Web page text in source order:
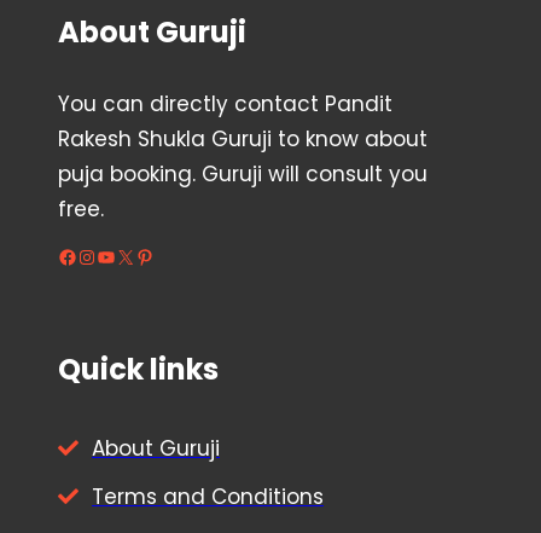
About Guruji
You can directly contact Pandit
Rakesh Shukla Guruji to know about
puja booking. Guruji will consult you
free.
Facebook InstagramYouTube X Pinterest
Quick links
About Guruji
Terms and Conditions